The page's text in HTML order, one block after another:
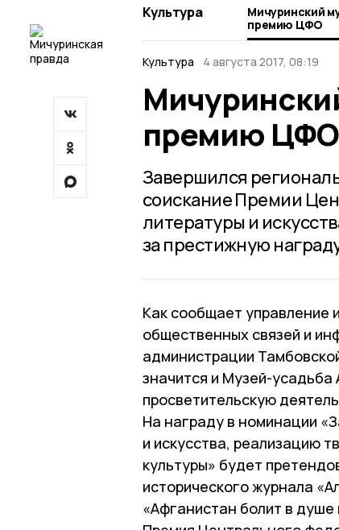
Культура
Мичуринский
премию ЦФО
Культура
4 августа 2017, 08:19
премию ЦФО
Завершился
соискание Премии
литературы и
за престижную
Как сообщает управление
общественных связей и
администрации
значится и Музей-
просветительскую
На награду в номинации
и искусства, реализацию
культуры» будет
исторического журнала
«Афганистан болит в душе